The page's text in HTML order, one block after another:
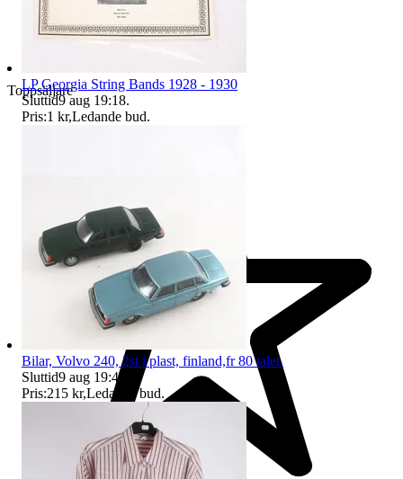
Toppsäljare
LP Georgia String Bands 1928 - 1930
Sluttid9 aug 19:18.
Pris:1 kr,Ledande bud.
Bilar, Volvo 240, 2st i plast, finland,fr 80 talet.
Sluttid9 aug 19:49
Pris:215 kr,Ledande bud.